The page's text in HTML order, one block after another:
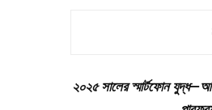
২০২৫ সালের স্মার্টফোন